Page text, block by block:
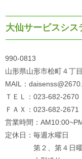
大仙サービスシス
990-0813
山形県山形市桧町４丁
MAIL：
ＴＥＬ：023-682-2670
ＦＡＸ：023-682-2671
営業時間：
定休日：毎週水曜日
第２、第４日曜